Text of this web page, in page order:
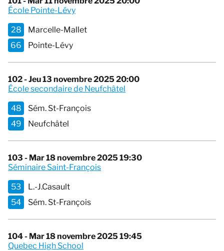
École Pointe-Lévy
28
Marcelle-Mallet
66
Pointe-Lévy
102 - Jeu 13 novembre 2025 20:00
École secondaire de Neufchâtel
48
Sém. St-François
49
Neufchâtel
103 - Mar 18 novembre 2025 19:30
Séminaire Saint-François
53
L.-J.Casault
54
Sém. St-François
104 - Mar 18 novembre 2025 19:45
Quebec High School